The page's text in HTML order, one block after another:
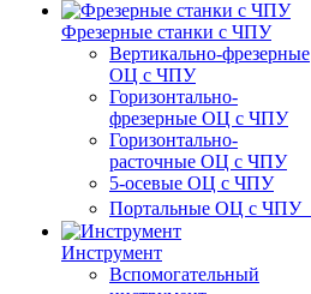
Фрезерные станки с ЧПУ
Вертикально-фрезерные
ОЦ с ЧПУ
Горизонтально-
фрезерные ОЦ с ЧПУ
Горизонтально-
расточные ОЦ с ЧПУ
5-осевые ОЦ с ЧПУ
Портальные ОЦ с ЧПУ
Инструмент
Вспомогательный